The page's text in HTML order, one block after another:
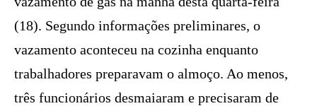
(18). Segundo informações preliminares, o
vazamento aconteceu na cozinha enquanto
trabalhadores preparavam o almoço. Ao menos,
três funcionários desmaiaram e precisaram de